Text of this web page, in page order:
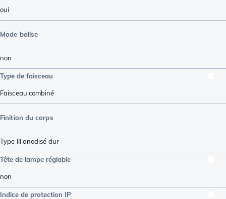
oui
Mode balise
non
Type de faisceau
Faisceau combiné
Finition du corps
Type III anodisé dur
Tête de lampe réglable
non
Indice de protection IP